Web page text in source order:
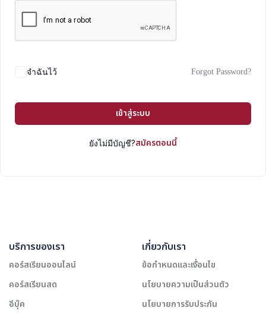
จำฉันไว้ Forgot Password?
เข้าสู่ระบบ
ยังไม่มีบัญชี?สมัครตอนนี้
บริการของเรา
คอร์สเรียนออนไลน์
คอร์สเรียนสด
อีบุ๊ค
เกี่ยวกับเรา
ข้อกำหนดและเงื่อนไข
นโยบายความเป็นส่วนตัว
นโยบายการรับประกัน